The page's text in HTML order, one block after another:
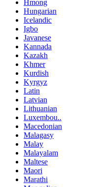
Hmong
Hungarian
Icelandic
Igbo
Javanese
Kannada
Kazakh
Khmer
Kurdish
Kyrgyz
Latin
Latvian
Lithuanian
Luxembou..
Macedonian
Malagasy
Malay
Malayalam
Maltese
Maori
Marathi